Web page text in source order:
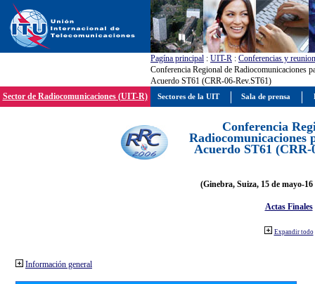
Pagína principal : UIT-R : Conferencias y
Conferencia Regional de Radiocomunicaciones
Acuerdo ST61 (CRR-06-Rev.ST61)
Sector de Radiocomunicaciones (UIT-R)
Conferencia
Radiocomunicaciones
Acuerdo ST61 (CRR-
(Ginebra, Suiza, 15 de mayo-
Actas Finales
Expandir todo
Información general
Sectores de la UIT Sala de prensa